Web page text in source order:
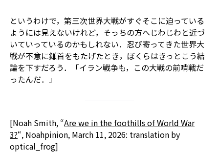
というわけで，第三次世界大戦がすぐそこに迫っている
ようには見えないけれど，そっちの方へじわじわと近づ
いていっているのかもしれない．忍び寄ってきた世界大
戦が不意に鎌首をもたげたとき，ぼくらはきっとこう結
論を下すだろう．「イラン戦争も，この大戦の前哨戦だ
ったんだ．」
[Noah Smith, “Are we in the foothills of World War
3?“, Noahpinion, March 11, 2026: translation by
optical_frog]